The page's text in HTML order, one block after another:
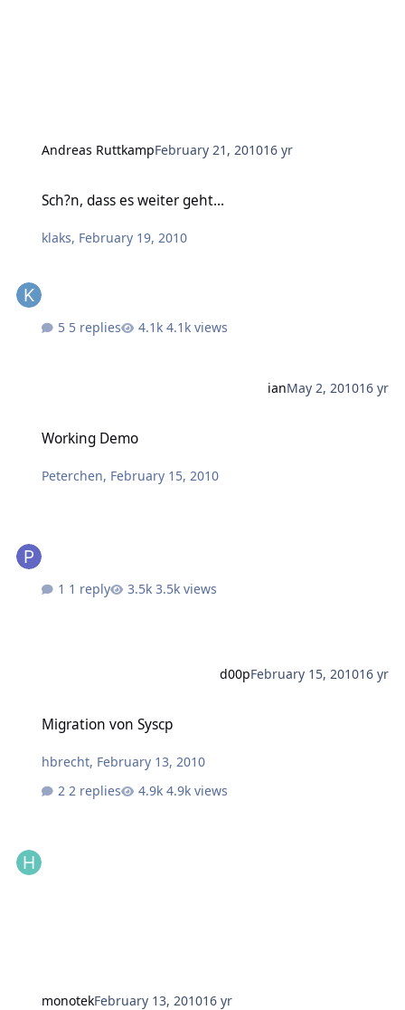
Andreas RuttkampFebruary 21, 201016 yr
Sch?n, dass es weiter geht...
klaks, February 19, 2010
5 replies 4.1k views
ianMay 2, 201016 yr
Working Demo
Peterchen, February 15, 2010
1 reply 3.5k views
d00pFebruary 15, 201016 yr
Migration von Syscp
hbrecht, February 13, 2010
2 replies
4.9k views
monotekFebruary 13, 201016 yr